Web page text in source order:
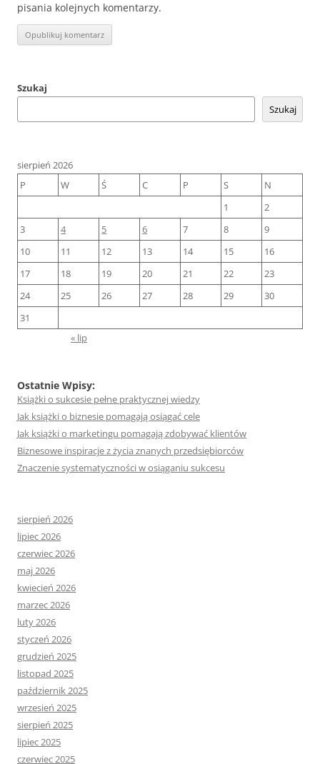
pisania kolejnych komentarzy.
Szukaj
Szukaj
sierpień 2026
P
W Ś C P S
N
1
2
3
4 5 6 7 8
9
10
11 12 13 14 15
16
17
18 19 20 21 22
23
24
25 26 27 28 29
30
31
« lip
Ostatnie Wpisy:
Książki o sukcesie pełne praktycznej wiedzy
Jak książki o biznesie pomagają osiągać cele
Jak książki o marketingu pomagają zdobywać klientów
Biznesowe inspiracje z życia znanych przedsiębiorców
Znaczenie systematyczności w osiąganiu sukcesu
sierpień 2026
lipiec 2026
czerwiec 2026
maj 2026
kwiecień 2026
marzec 2026
luty 2026
styczeń 2026
grudzień 2025
listopad 2025
październik 2025
wrzesień 2025
sierpień 2025
lipiec 2025
czerwiec 2025